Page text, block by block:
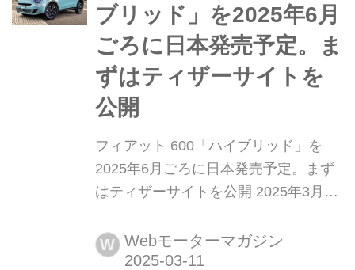
ブリッド」を2025年6月
ごろに日本発売予定。ま
ずはティザーサイトを
公開
フィアット 600「ハイブリッド」を
2025年6月ごろに日本発売予定。まず
はティザーサイトを公開 2025年3月10
アット(FIAT)」ブランド初のマイルド
ハイブリッドモデル「600(セイチェン
W Webモーターマガジン